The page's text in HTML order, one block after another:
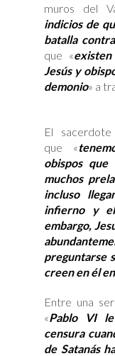
muros del
indicios de
batalla
que «
Jesús y
demonio» a
El
que «
obispos que
muchos
incluso
infierno y
embargo,
preguntarse
creen en él
Entre una
«Pablo VI
censura
de Satanás